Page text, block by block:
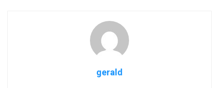
gerald